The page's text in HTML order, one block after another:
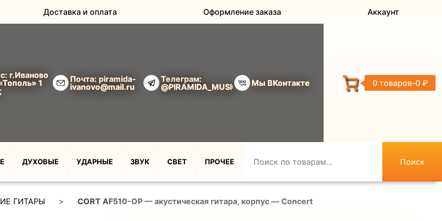
Доставка и оплата Оформление заказа Аккаунт
г.Иваново
1
Почта: piramida-
ivanovo@mail.ru
Телеграм:
@PIRAMIDA_MUSIC
Мы ВКонтакте 0 товаров 0 ₽
ДУХОВЫЕ УДАРНЫЕ ЗВУК СВЕТ ПРОЧЕЕ Поиск
ГИТАРЫ > CORT AF510-OP — акустическая гитара, корпус — Concert